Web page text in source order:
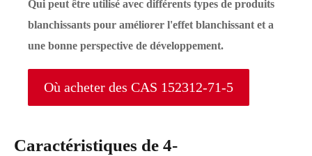
Qui peut être utilisé avec différents types de produits
blanchissants pour améliorer l'effet blanchissant et a
une bonne perspective de développement.
Où acheter des CAS 152312-71-5
Caractéristiques de 4-